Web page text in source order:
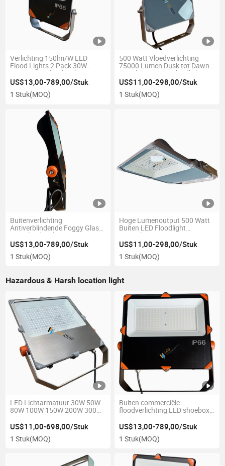
Verlichting 150lm/W LED
Flood Lights 2 Pack 30W
Buiten LED Flood Lights 9000
Lumen voor Tuin, Tuin, Garage,
5000K Witte LED
Beveiligingslamp, CE RoHS
US$13,00-789,00/Stuk
1 Stuk(MOQ)
500 Watt Vloedverlichting
75000 Lumen Dusk tot Dawn
Beveiligings LED Vloedlicht
5000K
US$11,00-298,00/Stuk
1 Stuk(MOQ)
Buitenverlichting
Antiverblindende Foggy Glass
LED Flood Lights 30W LED
Flood Lights 220V
Wandgemonteerd voor Buiten-
en Beveiligingsverlichting
US$13,00-789,00/Stuk
1 Stuk(MOQ)
Hoge Lumenoutput 500 Watt
Buiten LED Floodlight
Equivalent 3000W HID
Lampen LED Spotlicht 60deg
Medium Wandmontage,
75000 Lumen,
US$11,00-298,00/Stuk
1 Stuk(MOQ)
Hazardous & Harsh location light
LED Lichtarmatuur 30W 50W
80W 100W 150W 200W 300W
Floodlight
US$11,00-698,00/Stuk
1 Stuk(MOQ)
Buiten commerciële
floodverlichting LED shoebox
Lumen, 120-277V, 4000K, anti-
glare foggy glas & zwarte
afwerking
US$13,00-789,00/Stuk
1 Stuk(MOQ)